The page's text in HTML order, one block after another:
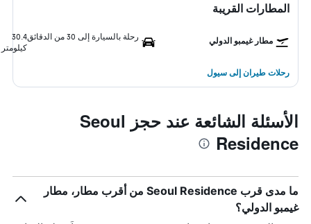
المطارات القريبة
مطار غيمبو الدولي رحلة بالسيارة إلى 30 من الدقائق
30.4
كيلومتر
رحلات طيران إلى سيول
الأسئلة الشائعة عند حجز Seoul
Residence
ما مدى قرب Seoul Residence من أقرب مطار، مطار
غيمبو الدولي؟